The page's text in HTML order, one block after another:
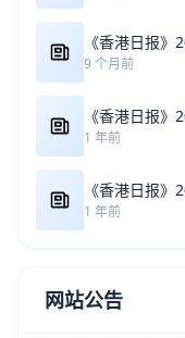
《香港日报
9 个月前
《香港日报
1 年前
《香港日报
1 年前
网站公告